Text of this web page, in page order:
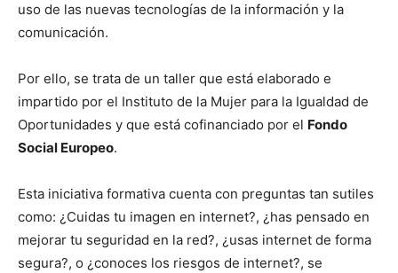
uso de las nuevas tecnologías de la información y la
comunicación.
Por ello, se trata de un taller que está elaborado e
impartido por el Instituto de la Mujer para la Igualdad de
Oportunidades y que está cofinanciado por el Fondo
Social Europeo.
Esta iniciativa formativa cuenta con preguntas tan sutiles
como: ¿Cuidas tu imagen en internet?, ¿has pensado en
mejorar tu seguridad en la red?, ¿usas internet de forma
segura?, o ¿conoces los riesgos de internet?, se